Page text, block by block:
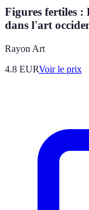
Figures fertiles :
dans l'art
Rayon Art
4.8 EURVoir le prix